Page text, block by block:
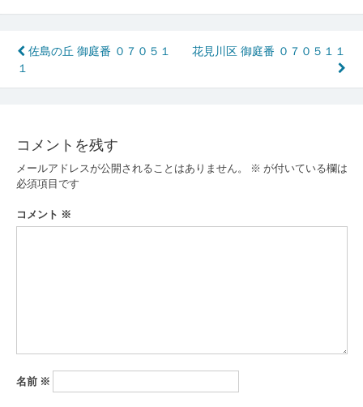
投
稿
ビ
ゲ
ー
シ
佐島の丘 御庭番 ０７０５１
１
花見川区 御庭番 ０７０５１１
コメントを残す
メールアドレスが公開されることはありません。 ※ が付いている欄は
必須項目です
コメント ※
名前 ※